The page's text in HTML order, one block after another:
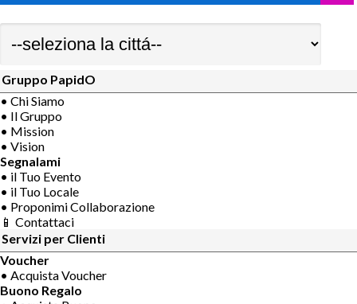
Gruppo PapidO
• Chi Siamo
• Il Gruppo
• Mission
• Vision
Segnalami
• il Tuo Evento
• il Tuo Locale
• Proponimi Collaborazione
📱 Contattaci
Servizi per Clienti
Voucher
• Acquista Voucher
Buono Regalo